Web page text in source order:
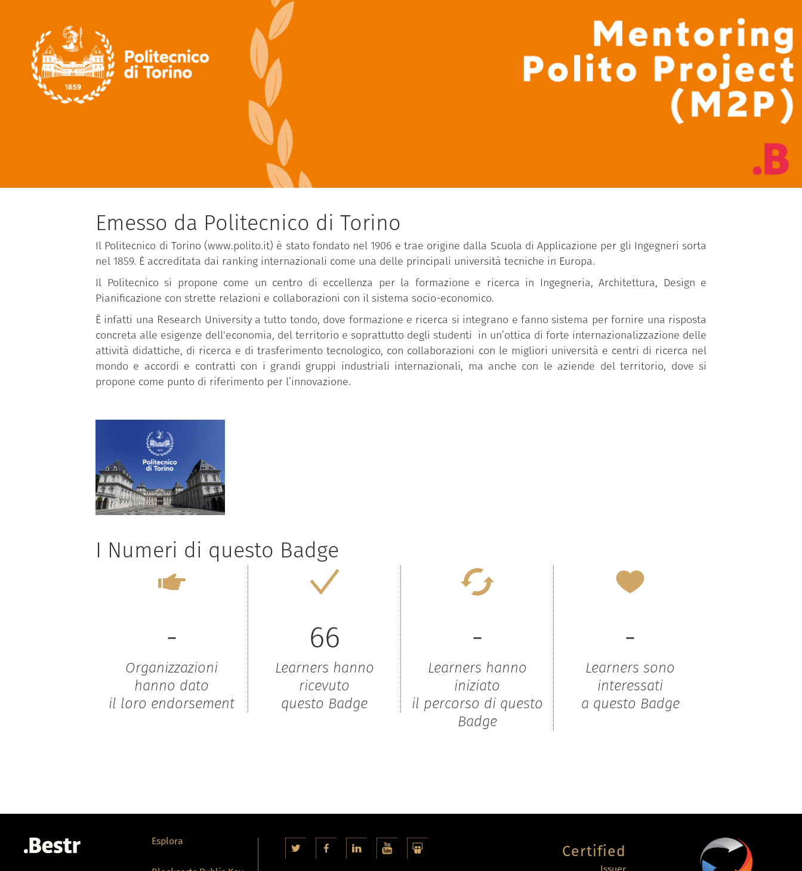
Emesso da Politecnico di Torino
Il Politecnico di Torino (www.polito.it) è stato fondato nel 1906 e trae origine dalla Scuola di Applicazione per gli Ingegneri sorta
nel 1859. È accreditata dai ranking internazionali come una delle principali università tecniche in Europa.
Il Politecnico si propone come un centro di eccellenza per la formazione e ricerca in Ingegneria, Architettura, Design e
Pianificazione con strette relazioni e collaborazioni con il sistema socio-economico.
È infatti una Research University a tutto tondo, dove formazione e ricerca si integrano e fanno sistema per fornire una risposta
concreta alle esigenze dell'economia, del territorio e soprattutto degli studenti in un’ottica di forte internazionalizzazione delle
attività didattiche, di ricerca e di trasferimento tecnologico, con collaborazioni con le migliori università e centri di ricerca nel
mondo e accordi e contratti con i grandi gruppi industriali internazionali, ma anche con le aziende del territorio, dove si
propone come punto di riferimento per l’innovazione.
I Numeri di questo Badge
-
Organizzazioni
hanno dato
il loro endorsement
66
Learners hanno
ricevuto
questo Badge
-
Learners hanno
iniziato
il percorso di questo
Badge
-
Learners sono
interessati
a questo Badge
Esplora
Certified